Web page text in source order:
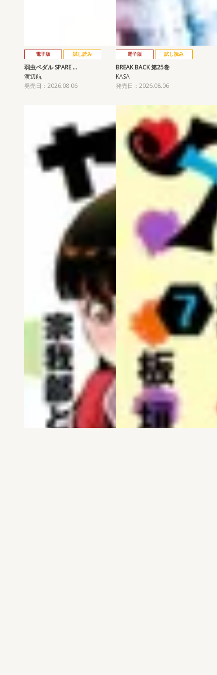
電子版 試し読み
弱虫ペダル SPARE …
渡辺航
発売日：2026.08.06
電子版 試し読み
BREAK BACK 第25巻
KASA
発売日：2026.08.06